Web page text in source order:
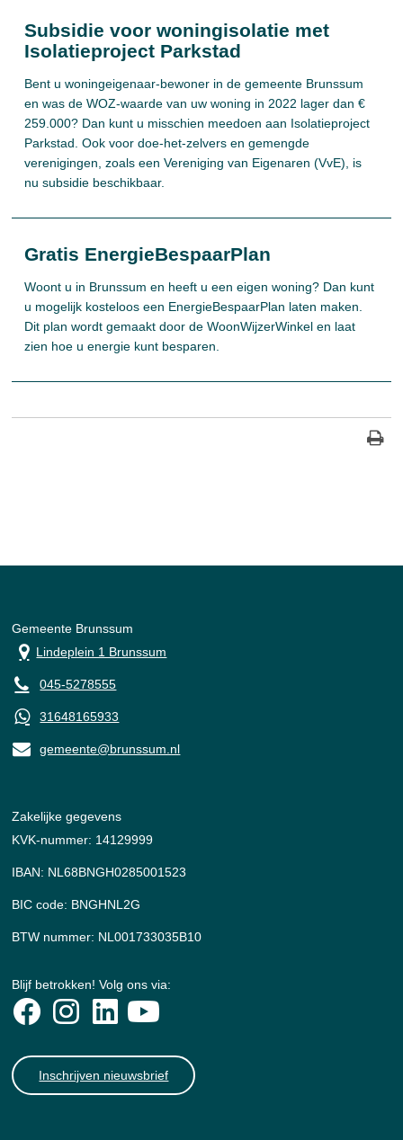
Subsidie voor woningisolatie met
Isolatieproject Parkstad
Bent u woningeigenaar-bewoner in de gemeente Brunssum
en was de WOZ-waarde van uw woning in 2022 lager dan €
259.000? Dan kunt u misschien meedoen aan Isolatieproject
Parkstad. Ook voor doe-het-zelvers en gemengde
verenigingen, zoals een Vereniging van Eigenaren (VvE), is
nu subsidie beschikbaar.
Gratis EnergieBespaarPlan
Woont u in Brunssum en heeft u een eigen woning? Dan kunt
u mogelijk kosteloos een EnergieBespaarPlan laten maken.
Dit plan wordt gemaakt door de WoonWijzerWinkel en laat
zien hoe u energie kunt besparen.
Gemeente Brunssum
Lindeplein 1 Brunssum
045-5278555
31648165933
gemeente@brunssum.nl
Zakelijke gegevens
KVK-nummer: 14129999
IBAN: NL68BNGH0285001523
BIC code: BNGHNL2G
BTW nummer: NL001733035B10
Blijf betrokken! Volg ons via:
Inschrijven nieuwsbrief